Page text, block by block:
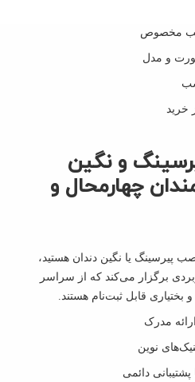
چسب مخصوص
و مدل
خرید
و نگین
چهارمحال و
پیرسینگ یا نگین دندان هستید،
برگزار می‌کند که از سراسر
بختیاری قابل ثبت‌نام هستند.
مدرک
نوین
دائمی